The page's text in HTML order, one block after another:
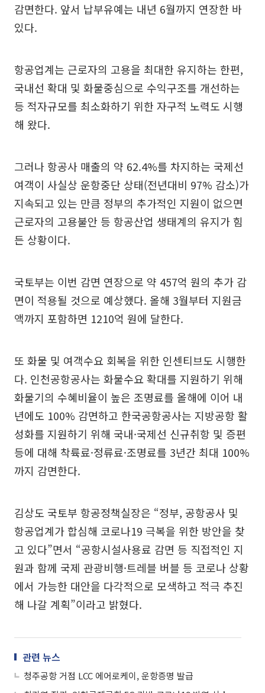
감면한다. 앞서 납부유예는 내년 6월까지 연장한 바
있다.
항공업계는 근로자의 고용을 최대한 유지하는 한편,
국내선 확대 및 화물중심으로 수익구조를 개선하는
등 적자규모를 최소화하기 위한 자구적 노력도 시행
해 왔다.
그러나 항공사 매출의 약 62.4%를 차지하는 국제선
여객이 사실상 운항중단 상태(전년대비 97% 감소)가
지속되고 있는 만큼 정부의 추가적인 지원이 없으면
근로자의 고용불안 등 항공산업 생태계의 유지가 힘
든 상황이다.
국토부는 이번 감면 연장으로 약 457억 원의 추가 감
면이 적용될 것으로 예상했다. 올해 3월부터 지원금
액까지 포함하면 1210억 원에 달한다.
또 화물 및 여객수요 회복을 위한 인센티브도 시행한
다. 인천공항공사는 화물수요 확대를 지원하기 위해
화물기의 수혜비율이 높은 조명료를 올해에 이어 내
년에도 100% 감면하고 한국공항공사는 지방공항 활
성화를 지원하기 위해 국내·국제선 신규취항 및 증편
등에 대해 착륙료·정류료·조명료를 3년간 최대 100%
까지 감면한다.
김상도 국토부 항공정책실장은 “정부, 공항공사 및
항공업계가 합심해 코로나19 극복을 위한 방안을 찾
고 있다”면서 “공항시설사용료 감면 등 직접적인 지
원과 함께 국제 관광비행·트레블 버블 등 코로나 상황
에서 가능한 대안을 다각적으로 모색하고 적극 추진
해 나갈 계획”이라고 밝혔다.
관련 뉴스
청주공항 거점 LCC 에어로케이, 운항증명 발급